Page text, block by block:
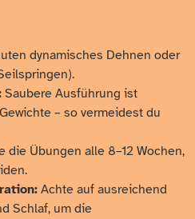
dynamisches Dehnen oder
Saubere Ausführung ist
– so vermeidest du
die Übungen alle 8–12 Wochen,
Achte auf ausreichend
Schlaf, um die